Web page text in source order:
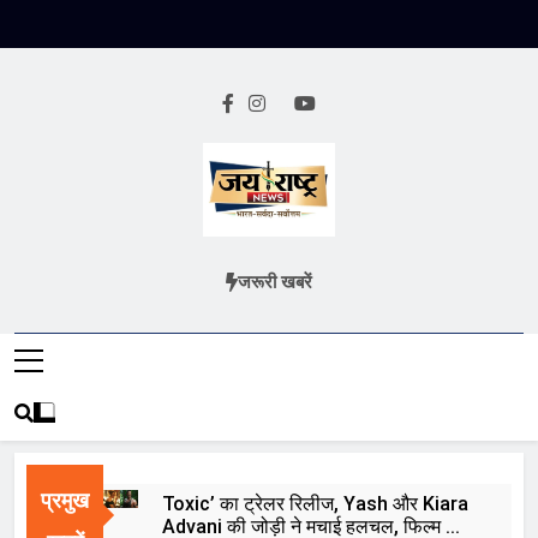
Jai Rashtra
हिंदी समाचार
जरूरी खबरें
प्रमुख
Toxic’ का ट्रेलर रिलीज, Yash और Kiara
Advani की जोड़ी ने मचाई हलचल, फिल्म को